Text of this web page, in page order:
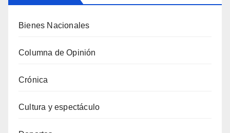
Bienes Nacionales
Columna de Opinión
Crónica
Cultura y espectáculo